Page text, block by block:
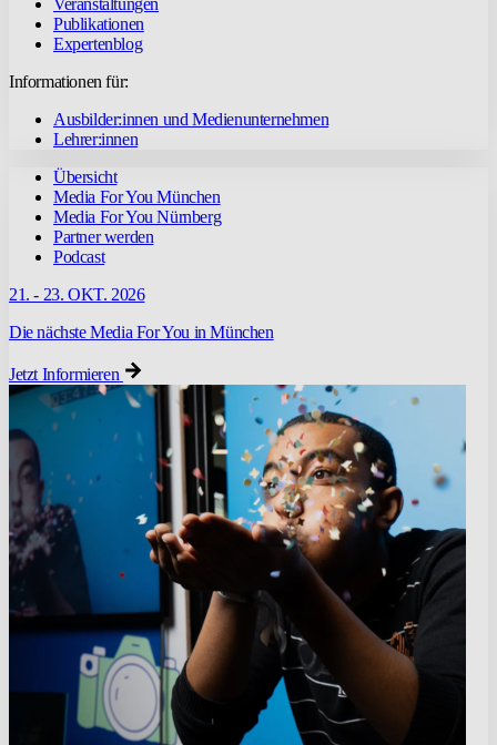
Veranstaltungen
Publikationen
Expertenblog
Informationen für:
Ausbilder:innen und Medienunternehmen
Lehrer:innen
Übersicht
Media For You München
Media For You Nürnberg
Partner werden
Podcast
21. - 23. OKT. 2026
Die nächste Media For You in München
Jetzt Informieren